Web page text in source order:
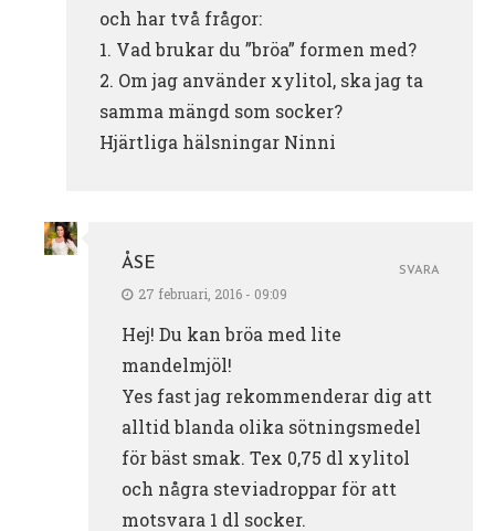
och har två frågor:
1. Vad brukar du ”bröa” formen med?
2. Om jag använder xylitol, ska jag ta
samma mängd som socker?
Hjärtliga hälsningar Ninni
ÅSE
27 februari, 2016 - 09:09
Hej! Du kan bröa med lite
mandelmjöl!
Yes fast jag rekommenderar dig att
alltid blanda olika sötningsmedel
för bäst smak. Tex 0,75 dl xylitol
och några steviadroppar för att
motsvara 1 dl socker.
SVARA